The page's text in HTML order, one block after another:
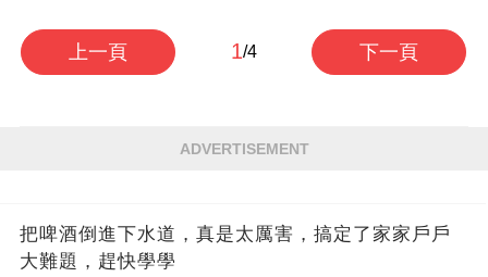
上一頁 1/4 下一頁
ADVERTISEMENT
把啤酒倒進下水道，真是太厲害，搞定了家家戶戶
大難題，趕快學學